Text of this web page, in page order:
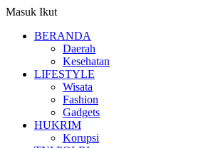
Masuk Ikut
BERANDA
Daerah
Kesehatan
LIFESTYLE
Wisata
Fashion
Gadgets
HUKRIM
Korupsi